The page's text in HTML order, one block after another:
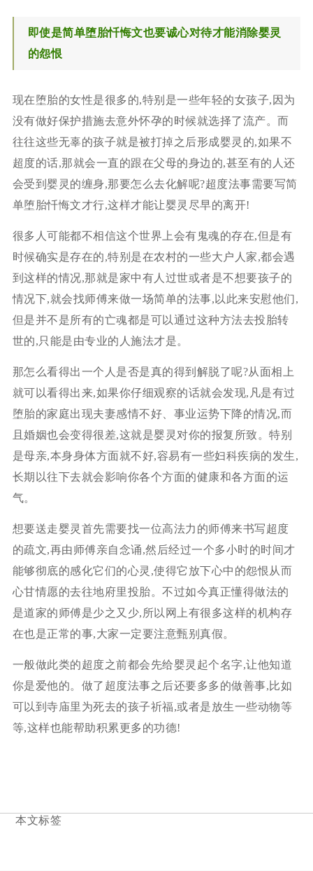
即使是简单堕胎忏悔文也要诚心对待才能消除婴灵
的怨恨
现在堕胎的女性是很多的,特别是一些年轻的女孩子,因为
没有做好保护措施去意外怀孕的时候就选择了流产。而
往往这些无辜的孩子就是被打掉之后形成婴灵的,如果不
超度的话,那就会一直的跟在父母的身边的,甚至有的人还
会受到婴灵的缠身,那要怎么去化解呢?超度法事需要写简
单堕胎忏悔文才行,这样才能让婴灵尽早的离开!
很多人可能都不相信这个世界上会有鬼魂的存在,但是有
时候确实是存在的,特别是在农村的一些大户人家,都会遇
到这样的情况,那就是家中有人过世或者是不想要孩子的
情况下,就会找师傅来做一场简单的法事,以此来安慰他们,
但是并不是所有的亡魂都是可以通过这种方法去投胎转
世的,只能是由专业的人施法才是。
那怎么看得出一个人是否是真的得到解脱了呢?从面相上
就可以看得出来,如果你仔细观察的话就会发现,凡是有过
堕胎的家庭出现夫妻感情不好、事业运势下降的情况,而
且婚姻也会变得很差,这就是婴灵对你的报复所致。特别
是母亲,本身身体方面就不好,容易有一些妇科疾病的发生,
长期以往下去就会影响你各个方面的健康和各方面的运
气。
想要送走婴灵首先需要找一位高法力的师傅来书写超度
的疏文,再由师傅亲自念诵,然后经过一个多小时的时间才
能够彻底的感化它们的心灵,使得它放下心中的怨恨从而
心甘情愿的去往地府里投胎。不过如今真正懂得做法的
是道家的师傅是少之又少,所以网上有很多这样的机构存
在也是正常的事,大家一定要注意甄别真假。
一般做此类的超度之前都会先给婴灵起个名字,让他知道
你是爱他的。做了超度法事之后还要多多的做善事,比如
可以到寺庙里为死去的孩子祈福,或者是放生一些动物等
等,这样也能帮助积累更多的功德!
本文标签